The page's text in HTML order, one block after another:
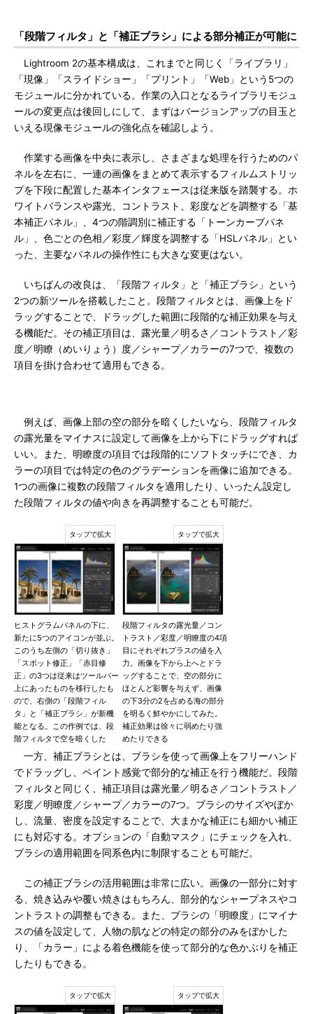
「段階フィルタ」と「補正ブラシ」による部分補正が可能に
Lightroom 2の基本構成は、これまでと同じく「ライブラリ」
「現像」「スライドショー」「プリント」「Web」という5つの
モジュールに分かれている。作業の入口となるライブラリモジュ
ールの変更点は後回しにして、まずはバージョンアップの目玉と
いえる現像モジュールの強化点を確認しよう。
作業する画像を中央に表示し、さまざまな処理を行うためのパ
ネルを左右に、一連の画像をまとめて表示するフィルムストリッ
プを下段に配置した基本インタフェースは従来版を踏襲する。ホ
ワイトバランスや露光、コントラスト、彩度などを調整する「基
本補正パネル」、4つの階調別に補正する「トーンカーブパネ
ル」、色ごとの色相／彩度／輝度を調整する「HSLパネル」とい
った、主要なパネルの操作性にも大きな変更はない。
いちばんの改良は、「段階フィルタ」と「補正ブラシ」という
2つの新ツールを搭載したこと。段階フィルタとは、画像上をド
ラッグすることで、ドラッグした範囲に段階的な補正効果を与え
る機能だ。その補正項目は、露光量／明るさ／コントラスト／彩
度／明瞭（めいりょう）度／シャープ／カラーの7つで、複数の
項目を掛け合わせて適用もできる。
例えば、画像上部の空の部分を暗くしたいなら、段階フィルタ
の露光量をマイナスに設定して画像を上から下にドラッグすれば
いい。また、明瞭度の項目では段階的にソフトタッチにでき、カ
ラーの項目では特定の色のグラデーションを画像に追加できる。
1つの画像に複数の段階フィルタを適用したり、いったん設定し
た段階フィルタの値や向きを再調整することも可能だ。
ヒストグラムパネルの下に、
新たに5つのアイコンが並ぶ。
このうち左側の「切り抜き」
「スポット修正」「赤目修
正」の3つは従来はツールバー
上にあったものを移行したも
ので、右側の「段階フィル
タ」と「補正ブラシ」が新機
能となる。この作例では、段
階フィルタで空を暗くした
段階フィルタの露光量／コン
トラスト／彩度／明瞭度の4項
目にそれぞれプラスの値を入
力。画像を下から上へとドラ
ッグすることで、空の部分に
ほとんど影響を与えず、画像
の下3分の2を占める海の部分
を明るく鮮やかにしてみた。
補正効果は徐々に弱めたり強
めたりできる
一方、補正ブラシとは、ブラシを使って画像上をフリーハンド
でドラッグし、ペイント感覚で部分的な補正を行う機能だ。段階
フィルタと同じく、補正項目は露光量／明るさ／コントラスト／
彩度／明瞭度／シャープ／カラーの7つ。ブラシのサイズやぼか
し、流量、密度を設定することで、大まかな補正にも細かい補正
にも対応する。オプションの「自動マスク」にチェックを入れ、
ブラシの適用範囲を同系色内に制限することも可能だ。
この補正ブラシの活用範囲は非常に広い。画像の一部分に対す
る、焼き込みや覆い焼きはもちろん、部分的なシャープネスやコ
ントラストの調整もできる。また、ブラシの「明瞭度」にマイナ
スの値を設定して、人物の肌などの特定の部分のみをぼかした
り、「カラー」による着色機能を使って部分的な色かぶりを補正
したりもできる。